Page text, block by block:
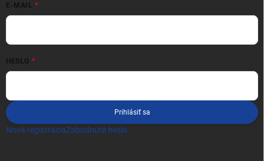
E-MAIL
HESLO
Prihlásiť sa
Nová registráciaZabudnuté heslo